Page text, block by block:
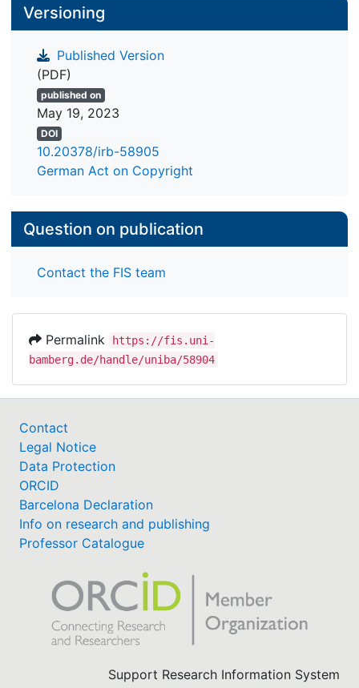
Versioning
Published Version
(PDF)
published on
May 19, 2023
DOI
10.20378/irb-58905
German Act on Copyright
Question on publication
Contact the FIS team
Permalink
https://fis.uni-
bamberg.de/handle/uniba/58904
Contact
Legal Notice
Data Protection
ORCID
Barcelona Declaration
Info on research and publishing
Professor Catalogue
Support Research Information System